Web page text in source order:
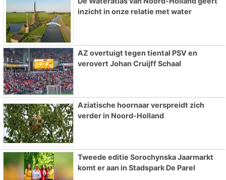
inzicht in onze relatie met water
AZ overtuigt tegen tiental PSV en
verovert Johan Cruijff Schaal
Aziatische hoornaar verspreidt zich
verder in Noord-Holland
Tweede editie Sorochynska Jaarmarkt
komt er aan in Stadspark De Parel